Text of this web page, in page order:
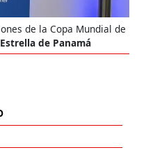
de la Copa Mundial de
de Panamá